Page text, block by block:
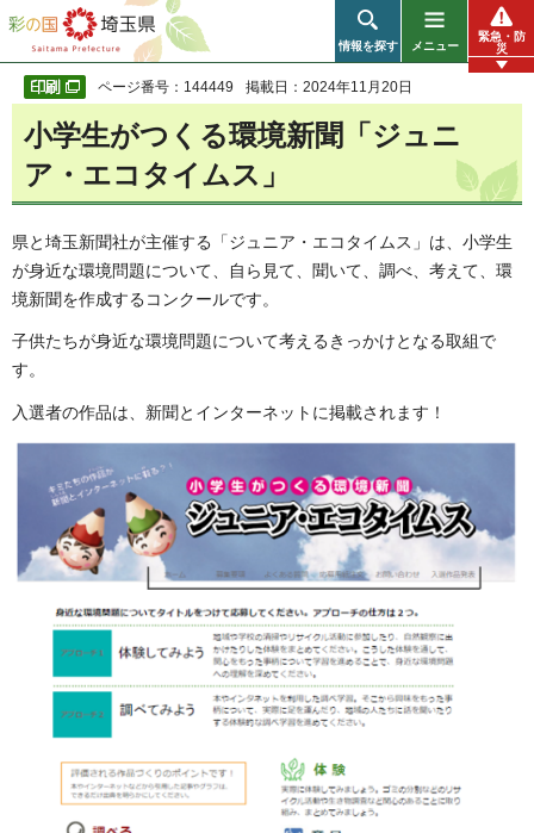
彩の国 埼玉県
情報を探す メニュー
緊急・防
災
ページ番号：144449 掲載日：2024年11月20日
小学生がつくる環境新聞「ジュニ
ア・エコタイムス」
県と埼玉新聞社が主催する「ジュニア・エコタイムス」は、小学生
が身近な環境問題について、自ら見て、聞いて、調べ、考えて、環
境新聞を作成するコンクールです。
子供たちが身近な環境問題について考えるきっかけとなる取組で
す。
入選者の作品は、新聞とインターネットに掲載されます！